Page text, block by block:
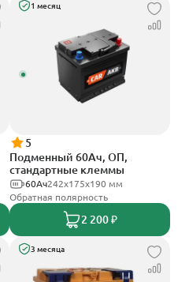
1 месяц
5
Подменный 60Ач, ОП,
стандартные клеммы
242х175х190 мм
60Ач
Обратная полярность
2 200 ₽
3 месяца